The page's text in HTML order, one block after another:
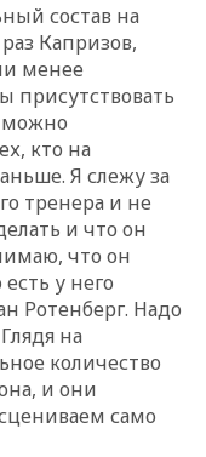
состав на
Капризов,
менее
присутствовать
можно
кто на
Я слежу за
тренера и не
и что он
что он
у него
Ротенберг. Надо
на
количество
и они
само